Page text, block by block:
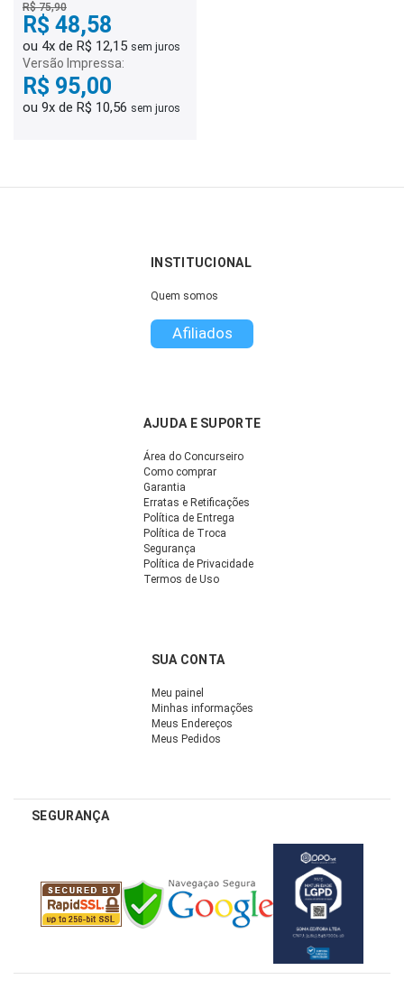
R$ 75,90
R$ 48,58
ou 4x de R$ 12,15 sem juros
Versão Impressa:
R$ 95,00
ou 9x de R$ 10,56 sem juros
INSTITUCIONAL
Quem somos
Afiliados
AJUDA E SUPORTE
Área do Concurseiro
Como comprar
Garantia
Erratas e Retificações
Política de Entrega
Política de Troca
Segurança
Política de Privacidade
Termos de Uso
SUA CONTA
Meu painel
Minhas informações
Meus Endereços
Meus Pedidos
SEGURANÇA